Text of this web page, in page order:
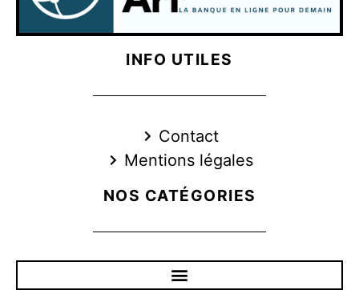
INFO UTILES
Contact
Mentions légales
NOS CATÉGORIES